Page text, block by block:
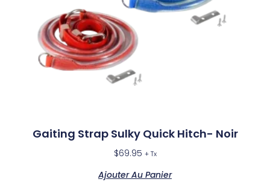
Gaiting Strap Sulky Quick Hitch- Noir
$69.95 + Tx
Ajouter Au Panier